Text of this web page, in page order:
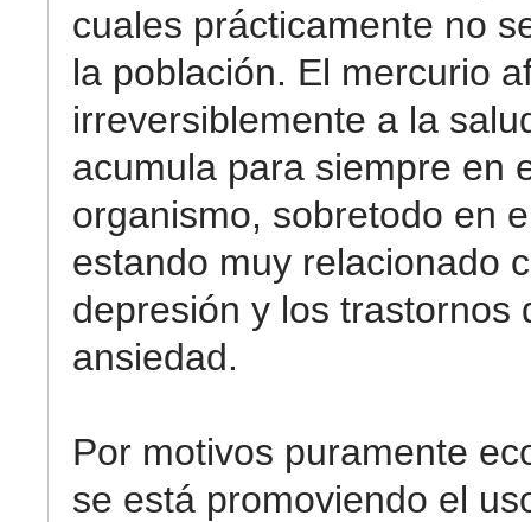
cuales prácticamente no
la población. El mercurio
irreversiblemente a la
acumula para siempre en
organismo, sobretodo en
estando muy relacionado
depresión y los trastornos
ansiedad.
Por motivos puramente
se está promoviendo el